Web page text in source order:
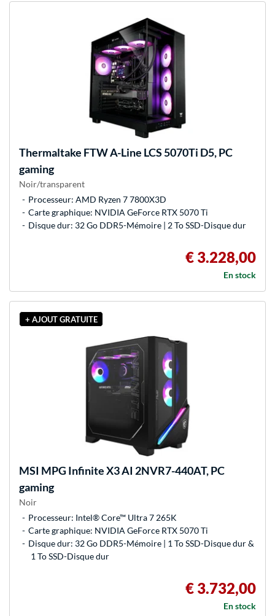
Thermaltake FTW A-Line LCS 5070Ti D5, PC
gaming
Noir/transparent
Processeur: AMD Ryzen 7 7800X3D
Carte graphique: NVIDIA GeForce RTX 5070 Ti
Disque dur: 32 Go DDR5-Mémoire | 2 To SSD-Disque dur
€ 3.228,00
En stock
+ AJOUT GRATUITE
MSI MPG Infinite X3 AI 2NVR7-440AT, PC
gaming
Noir
Processeur: Intel® Core™ Ultra 7 265K
Carte graphique: NVIDIA GeForce RTX 5070 Ti
Disque dur: 32 Go DDR5-Mémoire | 1 To SSD-Disque dur &
1 To SSD-Disque dur
€ 3.732,00
En stock